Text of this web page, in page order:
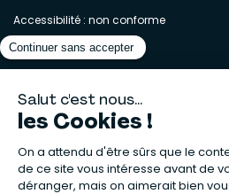
Accessibilité : non conforme